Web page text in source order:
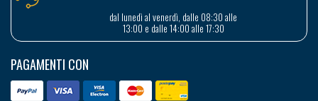
dal lunedì al venerdì, dalle 08:30 alle
13:00 e dalle 14:00 alle 17:30
PAGAMENTI CON